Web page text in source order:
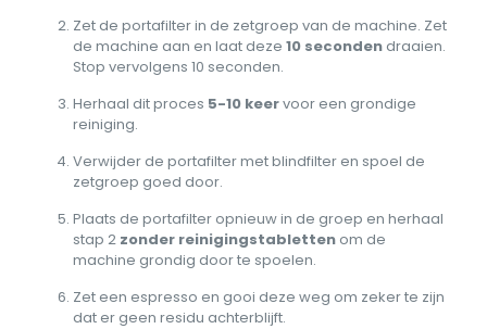
Zet de portafilter in de zetgroep van de machine. Zet
de machine aan en laat deze 10 secondendraaien.
Stop vervolgens 10 seconden.
Herhaal dit proces 5-10 keervoor een grondige
reiniging.
Verwijder de portafilter met blindfilter en spoel de
zetgroep goed door.
Plaats de portafilter opnieuw in de groep en herhaal
stap 2 zonder reinigingstablettenom de
machine grondig door te spoelen.
Zet een espresso en gooi deze weg om zeker te zijn
dat er geen residu achterblijft.